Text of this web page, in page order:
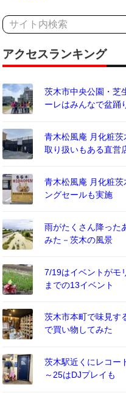
アクセスランキング
茨木市中央公園・芝
ーレはみんなで盆踊
青木松風庵 月化粧
取り扱いもある直営
青木松風庵 月化粧
ングセールも実施
雨がたくさん降った
みた－茨木の風景
7/19はイベントがモ
までの13イベント
茨木市本町で味見す
で買い物してみた
茨木駅近くにレコー
～25はDJプレイも